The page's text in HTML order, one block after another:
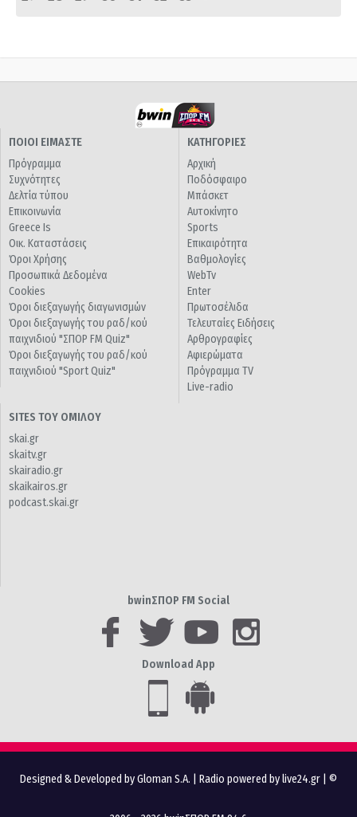
ΠΟΙΟΙ ΕΙΜΑΣΤΕ
Πρόγραμμα
Συχνότητες
Δελτία τύπου
Επικοινωνία
Greece Is
Οικ. Καταστάσεις
Όροι Χρήσης
Προσωπικά Δεδομένα
Cookies
Όροι διεξαγωγής διαγωνισμών
Όροι διεξαγωγής του ραδ/κού
παιχνιδιού "ΣΠΟΡ FM Quiz"
Όροι διεξαγωγής του ραδ/κού
παιχνιδιού "Sport Quiz"
ΚΑΤΗΓΟΡΙΕΣ
Αρχική
Ποδόσφαιρο
Μπάσκετ
Αυτοκίνητο
Sports
Επικαιρότητα
Βαθμολογίες
WebTv
Enter
Πρωτοσέλιδα
Τελευταίες Ειδήσεις
Αρθρογραφίες
Αφιερώματα
Πρόγραμμα TV
Live-radio
SITES ΤΟΥ ΟΜΙΛΟΥ
skai.gr
skaitv.gr
skairadio.gr
skaikairos.gr
podcast.skai.gr
bwinΣΠΟΡ FM Social
Download App
Designed & Developed by Gloman S.A. Radio powered by live24.gr | ©